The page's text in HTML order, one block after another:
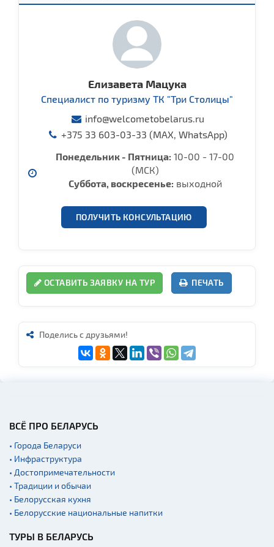
Елизавета Мацука
Специалист по туризму ТК "Три Столицы"
info@welcometobelarus.ru
+375 33 603-03-33 (MAX, WhatsApp)
Понедельник - Пятница: 10-00 - 17-00
(МСК)
Суббота, воcкресенье: выходной
ПОЛУЧИТЬ КОНСУЛЬТАЦИЮ
ОСТАВИТЬ ЗАЯВКУ НА ТУР ПЕЧАТЬ
Поделись с друзьями!
ВСЁ ПРО БЕЛАРУСЬ
• Города Беларуси
• Инфраструктура
• Достопримечательности
• Традиции и обычаи
• Белорусская кухня
• Белорусские национальные напитки
ТУРЫ В БЕЛАРУСЬ